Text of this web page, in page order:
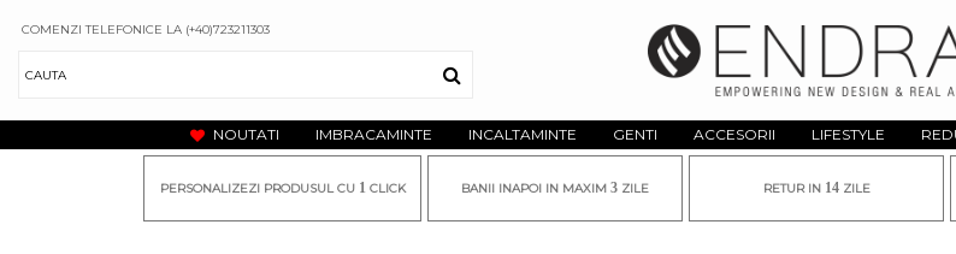
COMENZI TELEFONICE LA (+40)723211303
NOUTATI IMBRACAMINTE INCALTAMINTE GENTI ACCESORII LIFESTYLE
PERSONALIZEZI PRODUSUL CU 1CLICK BANII INAPOI IN MAXIM 3 ZILE RETUR IN 14ZILE